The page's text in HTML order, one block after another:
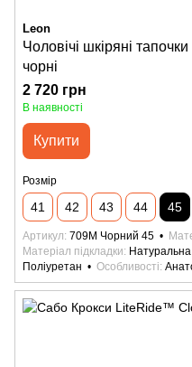
Leon
Чоловічі шкіряні
чорні
2 720 грн
В наявності
Купити
Розмір
41 42 43 44 45
Артикул 709M Чорний 45
Матеріал підкладки
Поліуретан
Особливості